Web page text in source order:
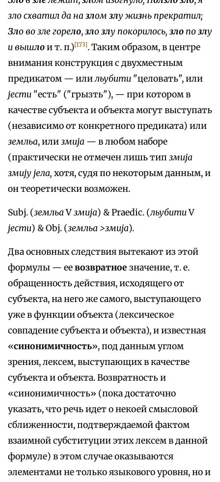
зло схватил да назлом злу жизнь прекратил;
Зло во зле горело,злозлу покорилось, зло позлу
и вышлои т. п.)[173]. Таким образом, в центре
внимания конструкция с двухместным
предикатом — илильубити "целовать", или
јести "есть" ("грызть"), — при котором в
качестве субъекта и объекта могут выступать
(независимо от конкретного предиката) или
земльа, илизмија — в любом наборе
(практически не отмечен лишь тип змија
змију јела, хотя, судя по некоторым данным, и
он теоретически возможен.
Subj. (земльаVзмија) & Praedic. (льубитиV
јести) & Obj. (земльа >змија).
Два основных следствия вытекают из этой
формулы — еевозвратное значение, т. е.
обращенность действия, исходящего от
субъекта, на него же самого, выступающего
уже в функции объекта (лексическое
совпадение субъекта и объекта), и известная
«синонимичность», под данным углом
зрения, лексем, выступающих в качестве
субъекта и объекта. Возвратность и
«синонимичность» (пока достаточно
указать, что речь идет о некоей смысловой
сближенности, подтверждаемой фактом
взаимной субституции этих лексем в данной
формуле) в этом случае оказываются
элементами не только языкового уровня, но и